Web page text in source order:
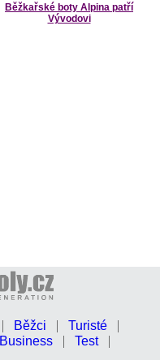
Běžkařské boty Alpina patří
Vývodovi
Běžci
Turisté
Business
Test